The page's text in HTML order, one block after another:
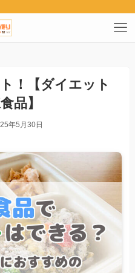
ディア「食の便り」
！【ダイエット
品】
年5月30日